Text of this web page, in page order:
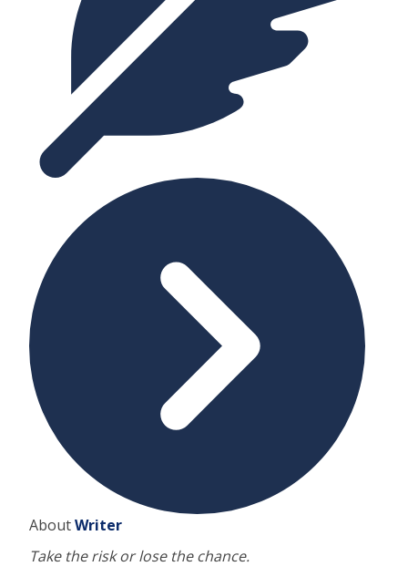
AboutWriter
Take the risk or lose the chance.